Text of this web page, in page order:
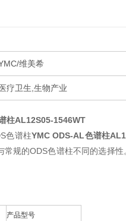
维美希
医疗卫生,生物产业
柱AL12S05-1546WT
色谱柱YMC ODS-AL色谱柱
常规的ODS色谱柱不同的选择
产品型号